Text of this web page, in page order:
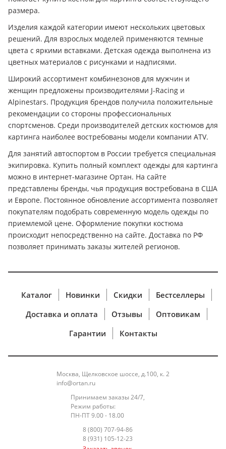
размера.
Изделия каждой категории имеют нескольких цветовых
решений. Для взрослых моделей применяются темные
цвета с яркими вставками. Детская одежда выполнена из
цветных материалов с рисунками и надписями.
Широкий ассортимент комбинезонов для мужчин и
женщин предложены производителями J-Racing и
Alpinestars. Продукция брендов получила положительные
рекомендации со стороны профессиональных
спортсменов. Среди производителей детских костюмов для
картинга наиболее востребованы модели компании ATV.
Для занятий автоспортом в России требуется специальная
экипировка. Купить полный комплект одежды для картинга
можно в интернет-магазине Ортан. На сайте
представлены бренды, чья продукция востребована в США
и Европе. Постоянное обновление ассортимента позволяет
покупателям подобрать современную модель одежды по
приемлемой цене. Оформление покупки костюма
происходит непосредственно на сайте. Доставка по РФ
позволяет принимать заказы жителей регионов.
Каталог Новинки Скидки
Бестселлеры
Доставка и оплата
Отзывы
Оптовикам
Гарантии
Контакты
Москва, Щелковское шоссе, д.100, к. 2
info@ortan.ru
Принимаем заказы 24/7,
Режим работы:
ПН-ПТ 9.00 - 18.00
8 (800) 707-94-86
8 (931) 105-12-23